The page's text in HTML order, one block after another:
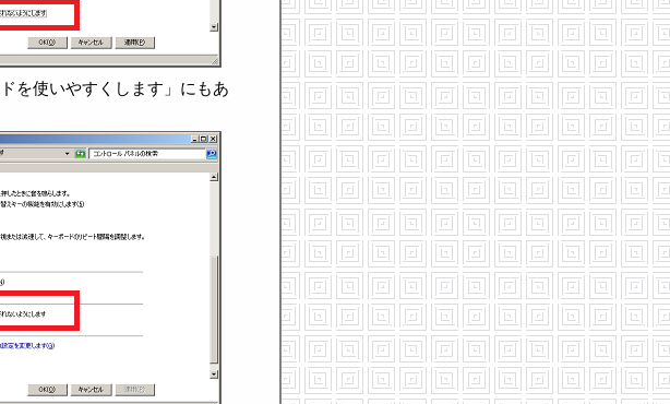
を使いやすくします」にもあ